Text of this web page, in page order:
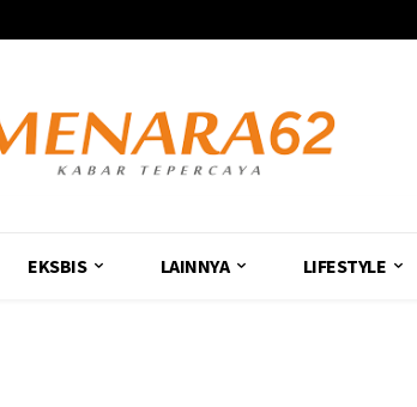
EKSBIS LAINNYA LIFESTYLE